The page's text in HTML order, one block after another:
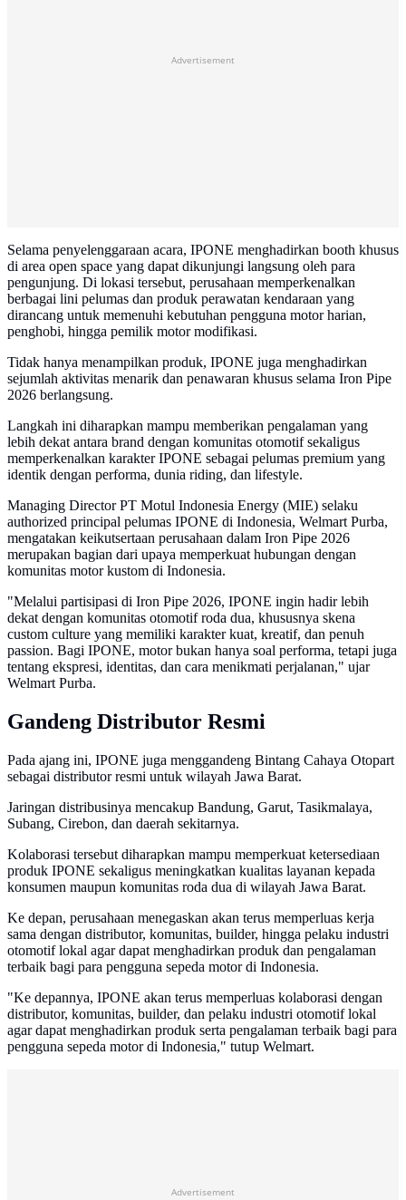
Advertisement
Selama penyelenggaraan acara, IPONE menghadirkan booth khusus
di area open space yang dapat dikunjungi langsung oleh para
pengunjung. Di lokasi tersebut, perusahaan memperkenalkan
berbagai lini pelumas dan produk perawatan kendaraan yang
dirancang untuk memenuhi kebutuhan pengguna motor harian,
penghobi, hingga pemilik motor modifikasi.
Tidak hanya menampilkan produk, IPONE juga menghadirkan
sejumlah aktivitas menarik dan penawaran khusus selama Iron Pipe
2026 berlangsung.
Langkah ini diharapkan mampu memberikan pengalaman yang
lebih dekat antara brand dengan komunitas otomotif sekaligus
memperkenalkan karakter IPONE sebagai pelumas premium yang
identik dengan performa, dunia riding, dan lifestyle.
Managing Director PT Motul Indonesia Energy (MIE) selaku
authorized principal pelumas IPONE di Indonesia, Welmart Purba,
mengatakan keikutsertaan perusahaan dalam Iron Pipe 2026
merupakan bagian dari upaya memperkuat hubungan dengan
komunitas motor kustom di Indonesia.
"Melalui partisipasi di Iron Pipe 2026, IPONE ingin hadir lebih
dekat dengan komunitas otomotif roda dua, khususnya skena
custom culture yang memiliki karakter kuat, kreatif, dan penuh
passion. Bagi IPONE, motor bukan hanya soal performa, tetapi juga
tentang ekspresi, identitas, dan cara menikmati perjalanan," ujar
Welmart Purba.
Gandeng Distributor Resmi
Pada ajang ini, IPONE juga menggandeng Bintang Cahaya Otopart
sebagai distributor resmi untuk wilayah Jawa Barat.
Jaringan distribusinya mencakup Bandung, Garut, Tasikmalaya,
Subang, Cirebon, dan daerah sekitarnya.
Kolaborasi tersebut diharapkan mampu memperkuat ketersediaan
produk IPONE sekaligus meningkatkan kualitas layanan kepada
konsumen maupun komunitas roda dua di wilayah Jawa Barat.
Ke depan, perusahaan menegaskan akan terus memperluas kerja
sama dengan distributor, komunitas, builder, hingga pelaku industri
otomotif lokal agar dapat menghadirkan produk dan pengalaman
terbaik bagi para pengguna sepeda motor di Indonesia.
"Ke depannya, IPONE akan terus memperluas kolaborasi dengan
distributor, komunitas, builder, dan pelaku industri otomotif lokal
agar dapat menghadirkan produk serta pengalaman terbaik bagi para
pengguna sepeda motor di Indonesia," tutup Welmart.
Advertisement